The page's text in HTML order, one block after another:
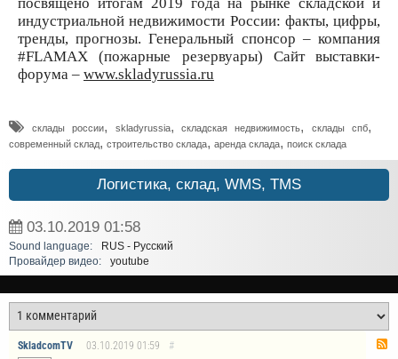
индустриальной недвижимости России: факты, цифры,
тренды, прогнозы. Генеральный спонсор – компания
#FLAMAX (пожарные резервуары) Сайт выставки-
форума – www.skladyrussia.ru
склады россии, skladyrussia,складская недвижимость,склады спб,
современный склад, строительство склада, аренда склада, поиск склада
Логистика, склад, WMS, TMS
03.10.2019 01:58
Sound language:
RUS - Русский
Провайдер видео:
youtube
SkladcomTV 03.10.2019 01:59 #